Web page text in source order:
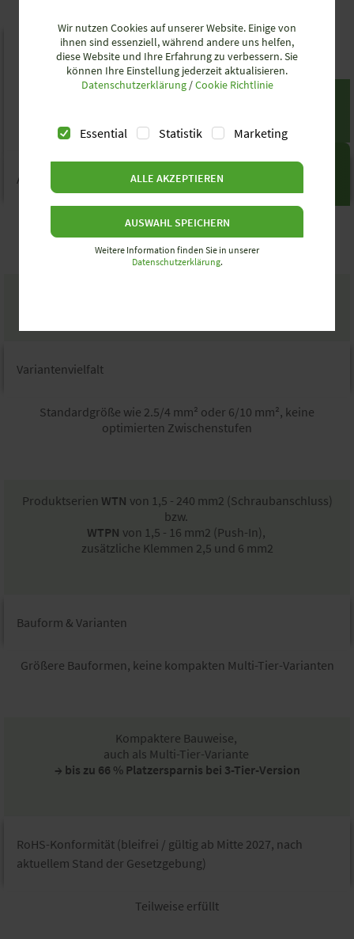
NEUE PRODUKTSERIEN
SELOS WTPN / SELOS WTN
Anschlussarten
Schraube, Zugfeder, Push-In (begrenzt)​
Variantenvielfalt​
Standardgröße wie 2.5/4 mm² oder 6/10 mm², keine
optimierten Zwischenstufen​
Produktserien WTN von 1,5 - 240 mm2 (Schraubanschluss)
bzw.
WTPN von 1,5 - 16 mm2 (Push-In),
zusätzliche Klemmen 2,5 und 6 mm2
Bauform & Varianten​
Größere Bauformen, keine kompakten Multi-Tier-Varianten​
Kompaktere Bauweise,
auch als Multi-Tier-Variante
→ bis zu 66 % Platzersparnis​ bei 3-Tier-Version
RoHS-Konformität (bleifrei / gültig ab Mitte 2027, nach
aktuellem Stand der Gesetzgebung)​
Teilweise erfüllt​
Wir nutzen Cookies auf unserer Website. Einige von
ihnen sind essenziell, während andere uns helfen,
diese Website und Ihre Erfahrung zu verbessern. Sie
können Ihre Einstellung jederzeit aktualisieren.
Datenschutzerklärung/Cookie Richtlinie
Essential Statistik Marketing
ALLE AKZEPTIEREN
AUSWAHL SPEICHERN
Weitere Information finden Sie in unserer
Datenschutzerklärung.